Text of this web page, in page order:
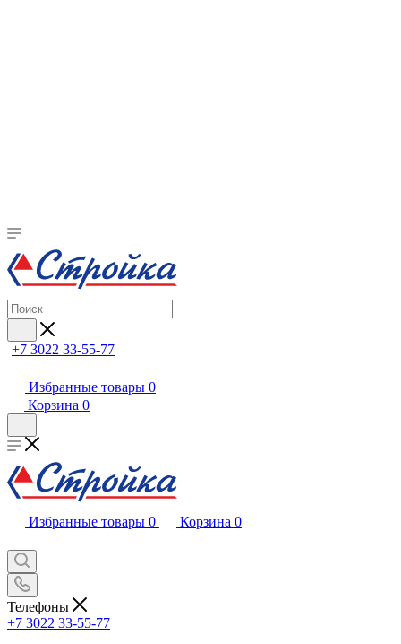
+7 3022 33-55-77
Избранные товары 0
Корзина 0
Избранные товары 0 Корзина 0
Телефоны
+7 3022 33-55-77